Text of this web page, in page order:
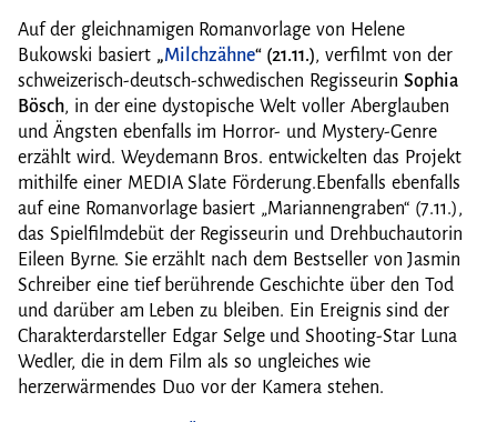
Auf der gleichnamigen Romanvorlage von Helene
Bukowski basiert „Milchzähne“ (21.11.), verfilmt von der
schweizerisch-deutsch-schwedischen Regisseurin ­ Sophia
Bösch, in der eine dystopische Welt voller Aberglauben
und Ängsten ebenfalls im Horror- und Mystery-Genre
erzählt wird. Weydemann Bros. entwickelten das Projekt
mithilfe einer MEDIA Slate Förderung.Ebenfalls ebenfalls
auf eine Romanvorlage basiert „Mariannengraben“ (7.11.),
das Spielfilmdebüt der Regisseurin und Drehbuchautorin
Eileen Byrne. Sie erzählt nach dem Bestseller von Jasmin
Schreiber eine tief berührende Geschichte über den Tod
und darüber am Leben zu bleiben. Ein Ereignis sind der
Charakterdarsteller Edgar Selge und Shooting-Star Luna
Wedler, die in dem Film als so ungleiches wie
herzerwärmendes Duo vor der Kamera stehen.